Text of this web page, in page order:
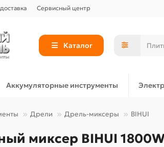
Сервисный центр
Каталог
Аккумуляторные инструменты
Дрели Дрель-миксеры BIHUI
миксер BIHUI